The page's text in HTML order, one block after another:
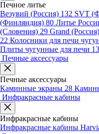
Печное литье
Везувий (Россия) 132 SVT
(Финляндия) 80 Литье
(Словения) 29 Grand (Россия)
22 Колосники для печи
Плиты чугунные для печи 13
Печные аксессуары
Печные аксессуары
Каминные экраны 28
Инфракрасные кабины
Инфракрасные кабины
Инфракрасные кабины